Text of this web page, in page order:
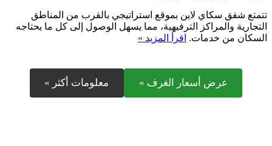
تتمتع شقق سكاي لاين بموقع استراتيجي بالقرب من المناطق
التجارية والمراكز الترفيهية، مما يسهل الوصول إلى كل ما يحتاجه
السكان من خدمات. اقرأ المزيد »
عرض أسعار الغرف » معلومات أكثر »